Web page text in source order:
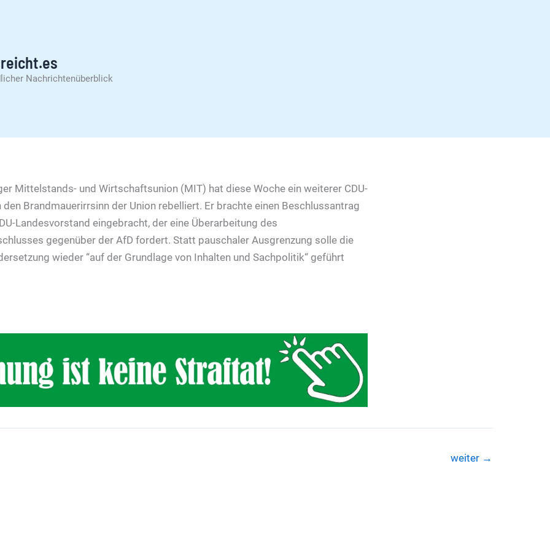
Nachrichtenüberblick
Mittelstands- und Wirtschaftsunion (MIT) hat diese Woche ein weiterer CDU-
den Brandmauerirrsinn der Union rebelliert. Er brachte einen Beschlussantrag
Landesvorstand eingebracht, der eine Überarbeitung des
gegenüber der AfD fordert. Statt pauschaler Ausgrenzung solle die
wieder “auf der Grundlage von Inhalten und Sachpolitik“ geführt
weiter →